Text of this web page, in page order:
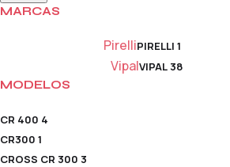
MARCAS
PirelliPIRELLI 1
VipalVIPAL 38
MODELOS
CR 400 4
CR300 1
CROSS CR 300 3